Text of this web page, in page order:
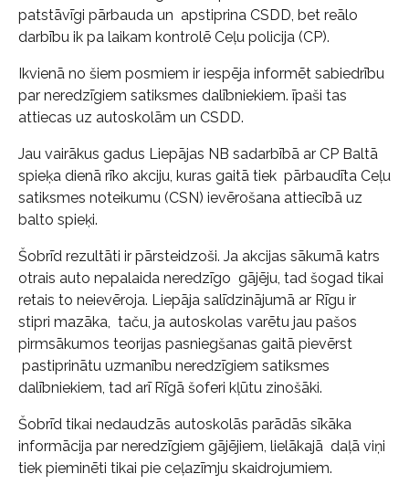
patstāvīgi pārbauda un apstiprina CSDD, bet reālo
darbību ik pa laikam kontrolē Ceļu policija (CP).
Ikvienā no šiem posmiem ir iespēja informēt sabiedrību
par neredzīgiem satiksmes dalībniekiem. īpaši tas
attiecas uz autoskolām un CSDD.
Jau vairākus gadus Liepājas NB sadarbībā ar CP Baltā
spieķa dienā rīko akciju, kuras gaitā tiek pārbaudīta Ceļu
satiksmes noteikumu (CSN) ievērošana attiecībā uz
balto spieķi.
Šobrīd rezultāti ir pārsteidzoši. Ja akcijas sākumā katrs
otrais auto nepalaida neredzīgo gājēju, tad šogad tikai
retais to neievēroja. Liepāja salīdzinājumā ar Rīgu ir
stipri mazāka, taču, ja autoskolas varētu jau pašos
pirmsākumos teorijas pasniegšanas gaitā pievērst
pastiprinātu uzmanību neredzīgiem satiksmes
dalībniekiem, tad arī Rīgā šoferi kļūtu zinošāki.
Šobrīd tikai nedaudzās autoskolās parādās sīkāka
informācija par neredzīgiem gājējiem, lielākajā daļā viņi
tiek pieminēti tikai pie ceļazīmju skaidrojumiem.